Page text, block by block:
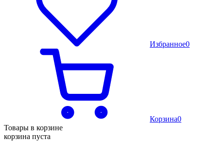
Избранное0
Корзина0
Товары в корзине
корзина пуста